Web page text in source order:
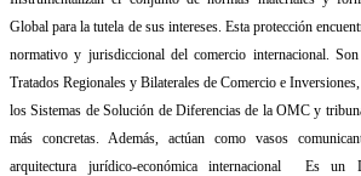
Global para la tutela de sus intereses. Esta protección
normativo y jurisdiccional del comercio internacional.
Tratados Regionales y Bilaterales de Comercio e
los Sistemas de Solución de Diferencias de la OMC y
más concretas. Además, actúan como vasos
arquitectura jurídico-económica internacional
Es un